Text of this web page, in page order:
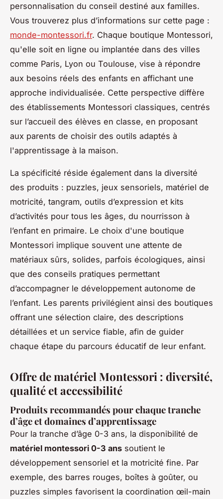
personnalisation du conseil destiné aux familles.
Vous trouverez plus d’informations sur cette page :
monde-montessori.fr. Chaque boutique Montessori,
qu'elle soit en ligne ou implantée dans des villes
comme Paris, Lyon ou Toulouse, vise à répondre
aux besoins réels des enfants en affichant une
approche individualisée. Cette perspective diffère
des établissements Montessori classiques, centrés
sur l’accueil des élèves en classe, en proposant
aux parents de choisir des outils adaptés à
l'apprentissage à la maison.
La spécificité réside également dans la diversité
des produits : puzzles, jeux sensoriels, matériel de
motricité, tangram, outils d’expression et kits
d’activités pour tous les âges, du nourrisson à
l’enfant en primaire. Le choix d'une boutique
Montessori implique souvent une attente de
matériaux sûrs, solides, parfois écologiques, ainsi
que des conseils pratiques permettant
d’accompagner le développement autonome de
l’enfant. Les parents privilégient ainsi des boutiques
offrant une sélection claire, des descriptions
détaillées et un service fiable, afin de guider
chaque étape du parcours éducatif de leur enfant.
Offre de matériel Montessori : diversité,
qualité et accessibilité
Produits recommandés pour chaque tranche
d’âge et domaines d’apprentissage
Pour la tranche d’âge 0-3 ans, la disponibilité de
matériel montessori 0-3 ans soutient le
développement sensoriel et la motricité fine. Par
exemple, des barres rouges, boîtes à goûter, ou
puzzles simples favorisent la coordination œil-main